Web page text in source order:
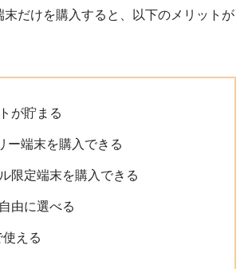
末だけを購入すると、以下のメリットが
が貯まる
ー端末を購入できる
限定端末を購入できる
由に選べる
える